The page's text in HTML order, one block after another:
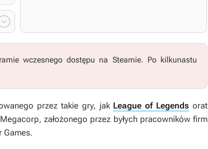
wczesnego dostępu na Steamie. Po kilkunastu
przez takie gry, jak League of Legends orat
założonego przez byłych pracowników firm
Games.